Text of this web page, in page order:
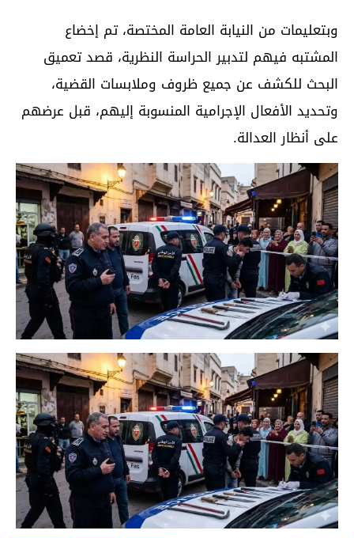
وبتعليمات من النيابة العامة المختصة، تم إخضاع
المشتبه فيهم لتدبير الحراسة النظرية، قصد تعميق
البحث للكشف عن جميع ظروف وملابسات القضية،
وتحديد الأفعال الإجرامية المنسوبة إليهم، قبل عرضهم
على أنظار العدالة.